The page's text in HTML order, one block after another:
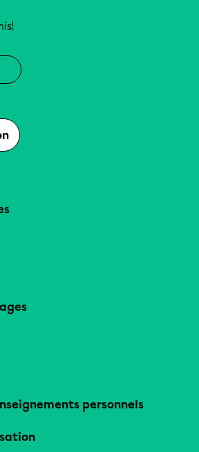
personnels